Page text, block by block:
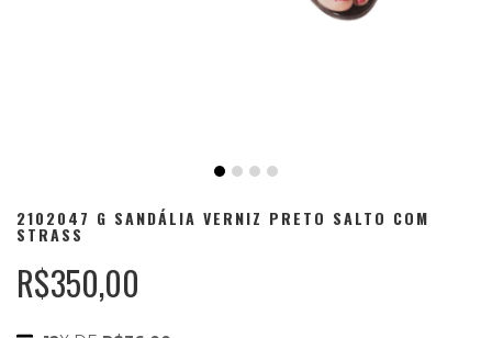
2102047 G SANDÁLIA VERNIZ PRETO SALTO COM
STRASS
R$350,00